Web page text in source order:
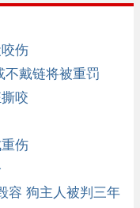
伤
戴链将被重罚
咬
伤
容 狗主人被判三年